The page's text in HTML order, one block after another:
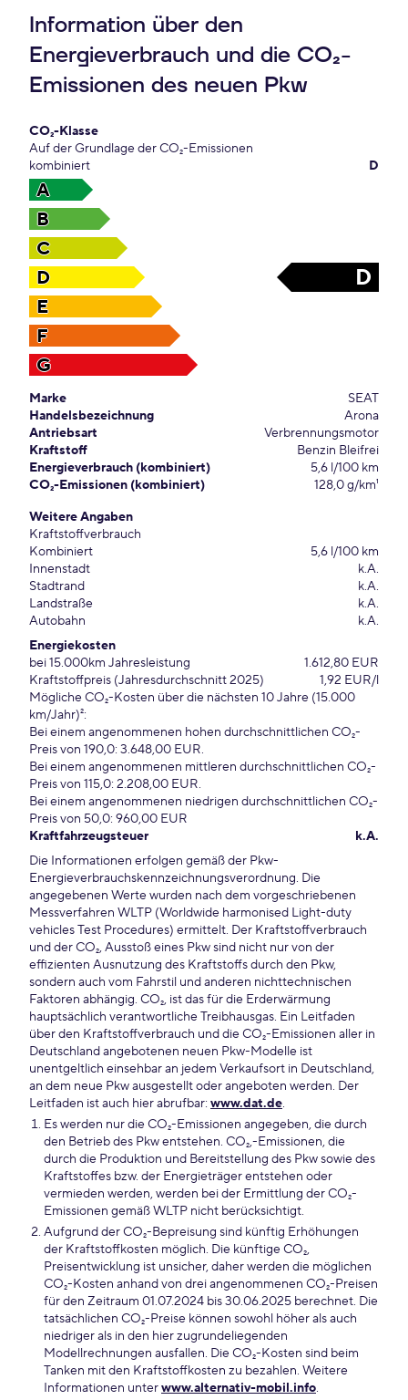
Information über den
Energieverbrauch und die CO₂-
Emissionen des neuen Pkw
CO₂-Klasse
Auf der Grundlage der CO₂-Emissionen
kombiniert
D
A
B
C
D
D
E
F
G
Marke
SEAT
Handelsbezeichnung
Arona
Antriebsart
Verbrennungsmotor
Kraftstoff
Benzin Bleifrei
Energieverbrauch (kombiniert)
5,6 l/100 km
CO₂-Emissionen (kombiniert)
128,0 g/km¹
Weitere Angaben
Kraftstoffverbrauch
Kombiniert
5,6 l/100 km
Innenstadt
k.A.
Stadtrand
k.A.
Landstraße
k.A.
Autobahn
k.A.
Energiekosten
bei 15.000km Jahresleistung
1.612,80 EUR
Kraftstoffpreis (Jahresdurchschnitt 2025)
1,92 EUR/l
Mögliche CO₂-Kosten über die nächsten 10 Jahre (15.000
km/Jahr)²:
Bei einem angenommenen hohen durchschnittlichen CO₂-
Preis von 190,0: 3.648,00 EUR.
Bei einem angenommenen mittleren durchschnittlichen CO₂-
Preis von 115,0: 2.208,00 EUR.
Bei einem angenommenen niedrigen durchschnittlichen CO₂-
Preis von 50,0: 960,00 EUR
Kraftfahrzeugsteuer
k.A.
Die Informationen erfolgen gemäß der Pkw-
Energieverbrauchskennzeichnungsverordnung. Die
angegebenen Werte wurden nach dem vorgeschriebenen
Messverfahren WLTP (Worldwide harmonised Light-duty
vehicles Test Procedures) ermittelt. Der Kraftstoffverbrauch
und der CO₂, Ausstoß eines Pkw sind nicht nur von der
effizienten Ausnutzung des Kraftstoffs durch den Pkw,
sondern auch vom Fahrstil und anderen nichttechnischen
Faktoren abhängig. CO₂, ist das für die Erderwärmung
hauptsächlich verantwortliche Treibhausgas. Ein Leitfaden
über den Kraftstoffverbrauch und die CO₂-Emissionen aller in
Deutschland angebotenen neuen Pkw-Modelle ist
unentgeltlich einsehbar an jedem Verkaufsort in Deutschland,
an dem neue Pkw ausgestellt oder angeboten werden. Der
Leitfaden ist auch hier abrufbar: www.dat.de.
Es werden nur die CO₂-Emissionen angegeben, die durch
den Betrieb des Pkw entstehen. CO₂,-Emissionen, die
durch die Produktion und Bereitstellung des Pkw sowie des
Kraftstoffes bzw. der Energieträger entstehen oder
vermieden werden, werden bei der Ermittlung der CO₂-
Emissionen gemäß WLTP nicht berücksichtigt.
Aufgrund der CO₂-Bepreisung sind künftig Erhöhungen
der Kraftstoffkosten möglich. Die künftige CO₂,
Preisentwicklung ist unsicher, daher werden die möglichen
CO₂-Kosten anhand von drei angenommenen CO₂-Preisen
für den Zeitraum 01.07.2024 bis 30.06.2025 berechnet. Die
tatsächlichen CO₂-Preise können sowohl höher als auch
niedriger als in den hier zugrundeliegenden
Modellrechnungen ausfallen. Die CO₂-Kosten sind beim
Tanken mit den Kraftstoffkosten zu bezahlen. Weitere
Informationen unterwww.alternativ-mobil.info.